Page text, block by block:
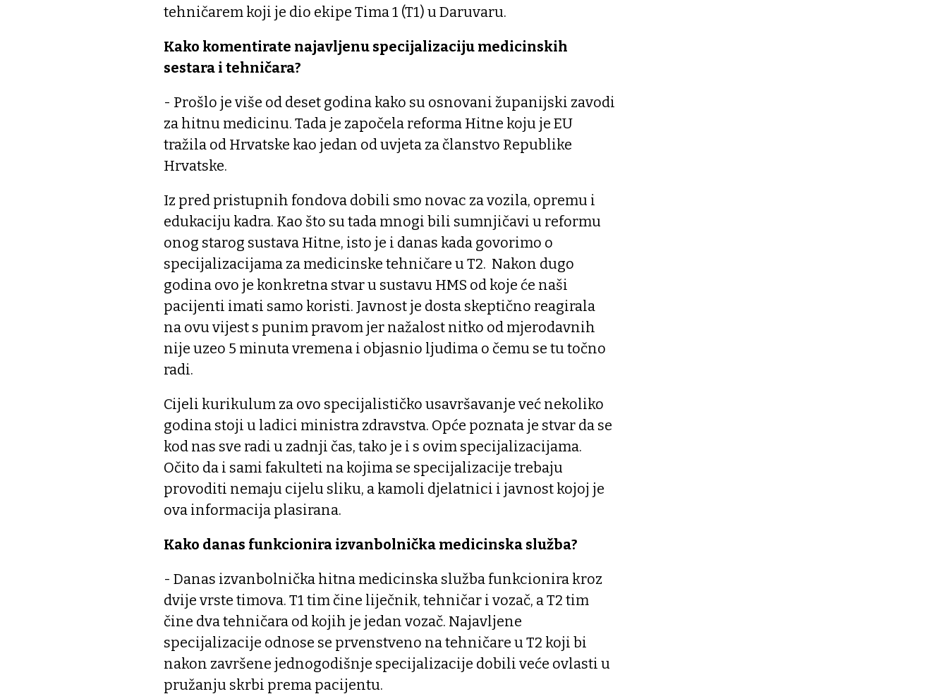
tehničarem koji je dio ekipe Tima 1 (T1) u Daruvaru.
Kako komentirate najavljenu specijalizaciju medicinskih
sestara i tehničara?
- Prošlo je više od deset godina kako su osnovani županijski zavodi
za hitnu medicinu. Tada je započela reforma Hitne koju je EU
tražila od Hrvatske kao jedan od uvjeta za članstvo Republike
Hrvatske.
Iz pred pristupnih fondova dobili smo novac za vozila, opremu i
edukaciju kadra. Kao što su tada mnogi bili sumnjičavi u reformu
onog starog sustava Hitne, isto je i danas kada govorimo o
specijalizacijama za medicinske tehničare u T2. Nakon dugo
godina ovo je konkretna stvar u sustavu HMS od koje će naši
pacijenti imati samo koristi. Javnost je dosta skeptično reagirala
na ovu vijest s punim pravom jer nažalost nitko od mjerodavnih
nije uzeo 5 minuta vremena i objasnio ljudima o čemu se tu točno
radi.
Cijeli kurikulum za ovo specijalističko usavršavanje već nekoliko
godina stoji u ladici ministra zdravstva. Opće poznata je stvar da se
kod nas sve radi u zadnji čas, tako je i s ovim specijalizacijama.
Očito da i sami fakulteti na kojima se specijalizacije trebaju
provoditi nemaju cijelu sliku, a kamoli djelatnici i javnost kojoj je
ova informacija plasirana.
Kako danas funkcionira izvanbolnička medicinska služba?
- Danas izvanbolnička hitna medicinska služba funkcionira kroz
dvije vrste timova. T1 tim čine liječnik, tehničar i vozač, a T2 tim
čine dva tehničara od kojih je jedan vozač. Najavljene
specijalizacije odnose se prvenstveno na tehničare u T2 koji bi
nakon završene jednogodišnje specijalizacije dobili veće ovlasti u
pružanju skrbi prema pacijentu.